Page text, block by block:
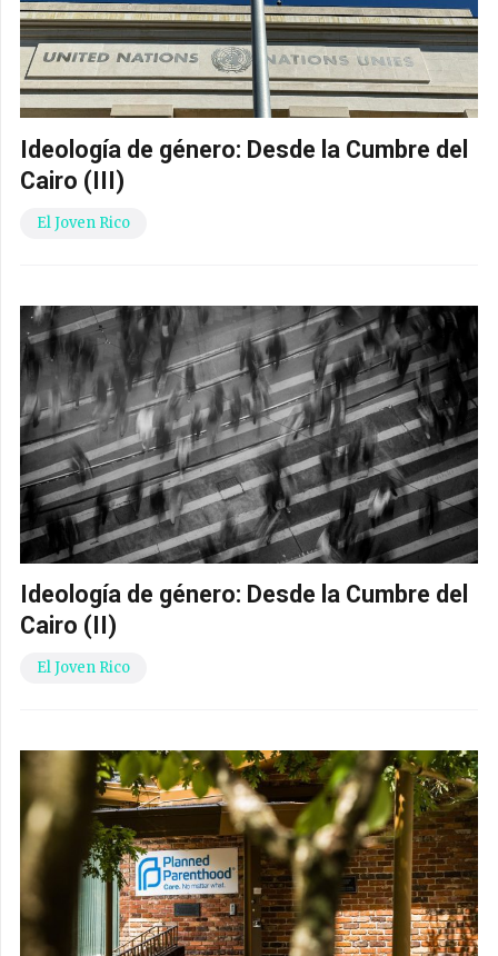
Ideología de género: Desde la Cumbre del
Cairo (III)
El Joven Rico
Ideología de género: Desde la Cumbre del
Cairo (II)
El Joven Rico